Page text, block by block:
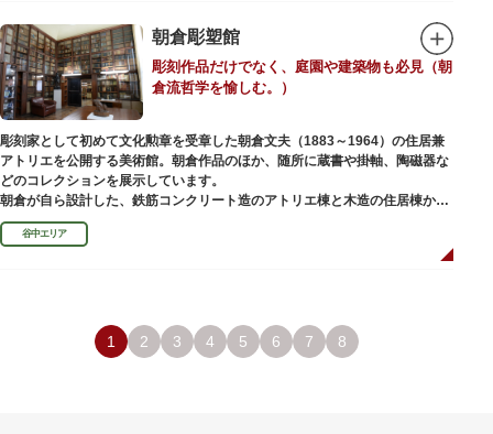
観光客が訪れ、買い物や散策を楽しんでいます。
朝倉彫塑館
彫刻作品だけでなく、庭園や建築物も必見（朝
倉流哲学を愉しむ。）
彫刻家として初めて文化勲章を受章した朝倉文夫（1883～1964）の住居兼
アトリエを公開する美術館。朝倉作品のほか、随所に蔵書や掛軸、陶磁器な
どのコレクションを展示しています。
朝倉が自ら設計した、鉄筋コンクリート造のアトリエ棟と木造の住居棟から
なる建物は、異なる素材が違和感なく調和しています。広く門戸を開放し弟
子を育成した「朝倉彫塑塾」の教育の場としても使われました。巨石と樹木
が濃密な空間を作り出す「五典の池」を中心とした中庭、日本における屋上
値も感じられる施設です。朝倉の芸術思想の特質である自然観を表す庭園
は、その芸術上・観賞上の価値が評価され、敷地全体が「旧朝倉文夫氏庭
谷中エリア
1 2 3 4 5 6 7 8